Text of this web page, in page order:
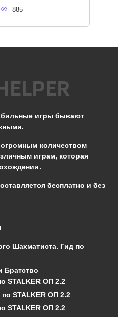
885
игры бывают
количеством
играм, которая
бесплатно и без
Шахматиста. Гид по
Братство
STALKER ОП 2.2
STALKER ОП 2.2
STALKER ОП 2.2